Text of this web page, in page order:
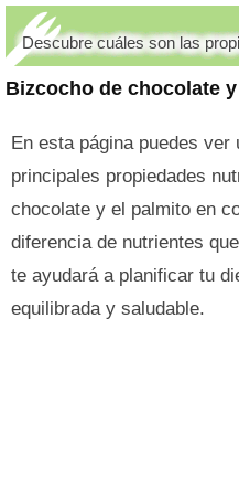
Bizcocho de chocolate
Descubre cuáles son las
En esta página puedes
principales propiedades
chocolate y el palmito en
diferencia de nutrientes
te ayudará a planificar tu
equilibrada y saludable.